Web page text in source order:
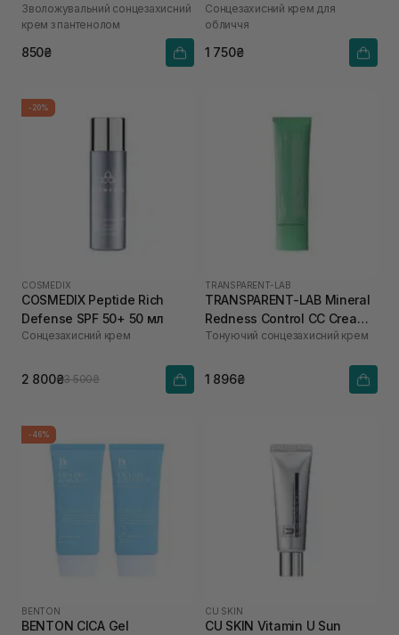
45 мл
Зволожувальний сонцезахисний
крем з пантенолом
850₴
50+ 75 мл
Сонцезахисний крем для
обличчя
1 750₴
-20%
COSMEDIX
COSMEDIX Peptide Rich
Defense SPF 50+ 50 мл
Сонцезахисний крем
2 800₴3 500₴
TRANSPARENT-LAB
TRANSPARENT-LAB Mineral
Redness Control CC Cream
SPF50 45 мл
Тонуючий сонцезахисний крем
1 896₴
-46%
BENTON
BENTON CICA Gel
CU SKIN
CU SKIN Vitamin U Sun